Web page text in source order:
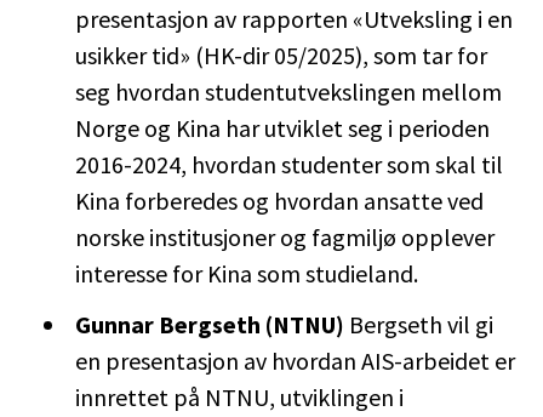
presentasjon av rapporten «Utveksling i en
usikker tid» (HK-dir 05/2025), som tar for
seg hvordan studentutvekslingen mellom
Norge og Kina har utviklet seg i perioden
2016-2024, hvordan studenter som skal til
Kina forberedes og hvordan ansatte ved
norske institusjoner og fagmiljø opplever
interesse for Kina som studieland.
Gunnar Bergseth (NTNU) Bergseth vil gi
en presentasjon av hvordan AIS-arbeidet er
innrettet på NTNU, utviklingen i